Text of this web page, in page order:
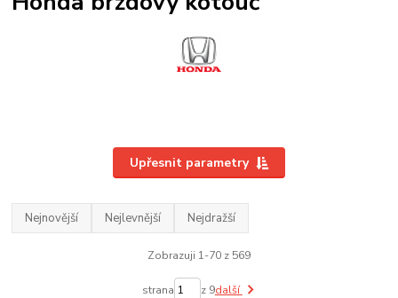
Upřesnit parametry
Nejnovější Nejlevnější Nejdražší
Zobrazuji 1-70 z 569
strana z 9další